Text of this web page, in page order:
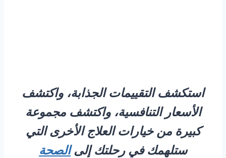
استكشف التقييمات الجذابة، واكتشف
الأسعار التنافسية، واكتشف مجموعة
كبيرة من خيارات العلاج الأخرى التي
ستلهمك في رحلتك إلىالصحة